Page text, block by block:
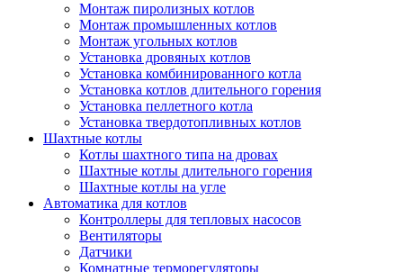
Монтаж пиролизных котлов
Монтаж промышленных котлов
Монтаж угольных котлов
Установка дровяных котлов
Установка комбинированного котла
Установка котлов длительного горения
Установка пеллетного котла
Установка твердотопливных котлов
Шахтные котлы
Котлы шахтного типа на дровах
Шахтные котлы длительного горения
Шахтные котлы на угле
Автоматика для котлов
Контроллеры для тепловых насосов
Вентиляторы
Датчики
Комнатные терморегуляторы